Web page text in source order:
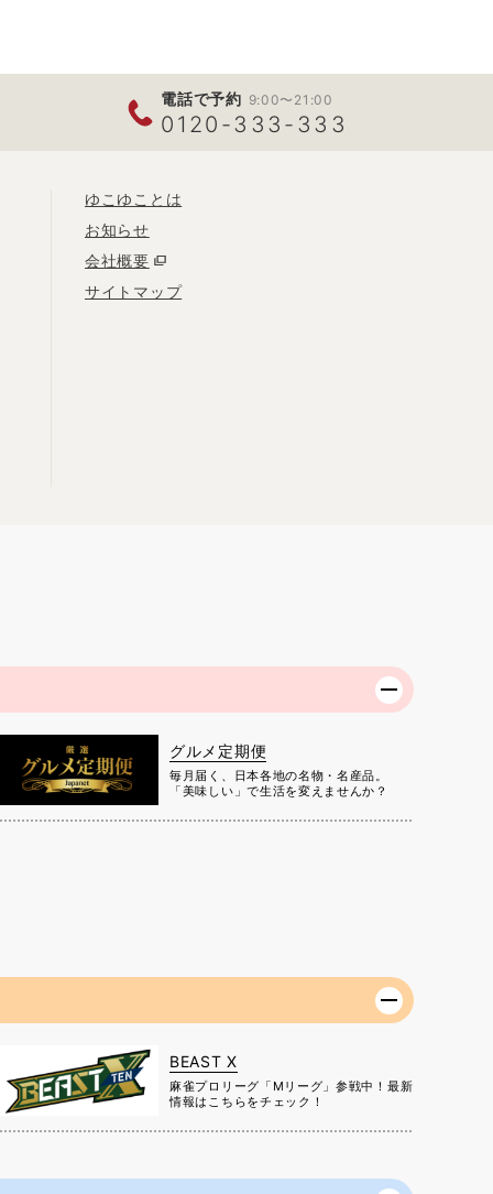
電話で予約 9:00〜21:00
0120-333-333
ゆこゆことは
お知らせ
会社概要
サイトマップ
グルメ定期便
毎月届く、日本各地の名物・名産品。
「美味しい」で生活を変えませんか？
BEAST X
麻雀プロリーグ「Mリーグ」参戦中！最新
情報はこちらをチェック！